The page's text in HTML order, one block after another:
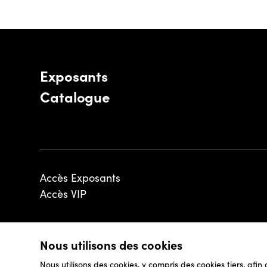
Nous utilisons des cookies
Nous utilisons des cookies, y compris des cookies tiers,
Exposants
Catalogue
Accès Exposants
Accès VIP
© 2026 - Luxembourg Art Week S.A.